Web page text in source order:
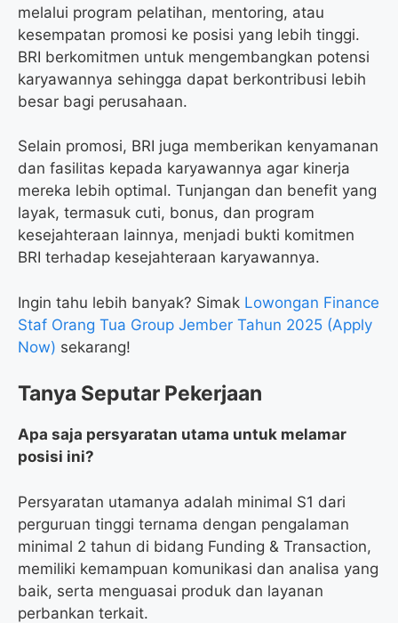
melalui program pelatihan, mentoring, atau
kesempatan promosi ke posisi yang lebih tinggi.
BRI berkomitmen untuk mengembangkan potensi
karyawannya sehingga dapat berkontribusi lebih
besar bagi perusahaan.
Selain promosi, BRI juga memberikan kenyamanan
dan fasilitas kepada karyawannya agar kinerja
mereka lebih optimal. Tunjangan dan benefit yang
layak, termasuk cuti, bonus, dan program
kesejahteraan lainnya, menjadi bukti komitmen
BRI terhadap kesejahteraan karyawannya.
Ingin tahu lebih banyak? Simak Lowongan Finance
Staf Orang Tua Group Jember Tahun 2025 (Apply
Now) sekarang!
Tanya Seputar Pekerjaan
Apa saja persyaratan utama untuk melamar
posisi ini?
Persyaratan utamanya adalah minimal S1 dari
perguruan tinggi ternama dengan pengalaman
minimal 2 tahun di bidang Funding & Transaction,
memiliki kemampuan komunikasi dan analisa yang
baik, serta menguasai produk dan layanan
perbankan terkait.